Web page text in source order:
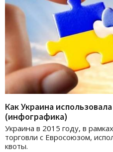
Как Украина
(инфографика)
Украина в 2015 году, в
торговли с Евросоюзом,
квоты.